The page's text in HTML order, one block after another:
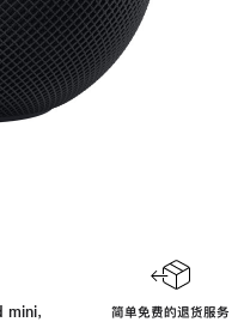
，
简单免费的退货服务